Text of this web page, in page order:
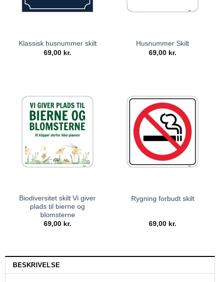
Klassisk husnummer skilt
69,00 kr.
Husnummer Skilt
69,00 kr.
Biodiversitet skilt Vi giver
plads til bierne og
blomsterne
69,00 kr.
Rygning forbudt skilt
69,00 kr.
BESKRIVELSE